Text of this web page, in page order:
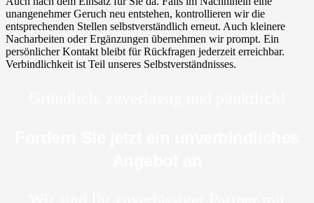
unangenehmer Geruch neu entstehen, kontrollieren wir die
entsprechenden Stellen selbstverständlich erneut. Auch kleinere
Nacharbeiten oder Ergänzungen übernehmen wir prompt. Ein
persönlicher Kontakt bleibt für Rückfragen jederzeit erreichbar.
Verbindlichkeit ist Teil unseres Selbstverständnisses.